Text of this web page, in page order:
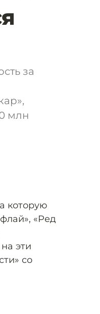
за
млн
которую
«Ред
эти
со